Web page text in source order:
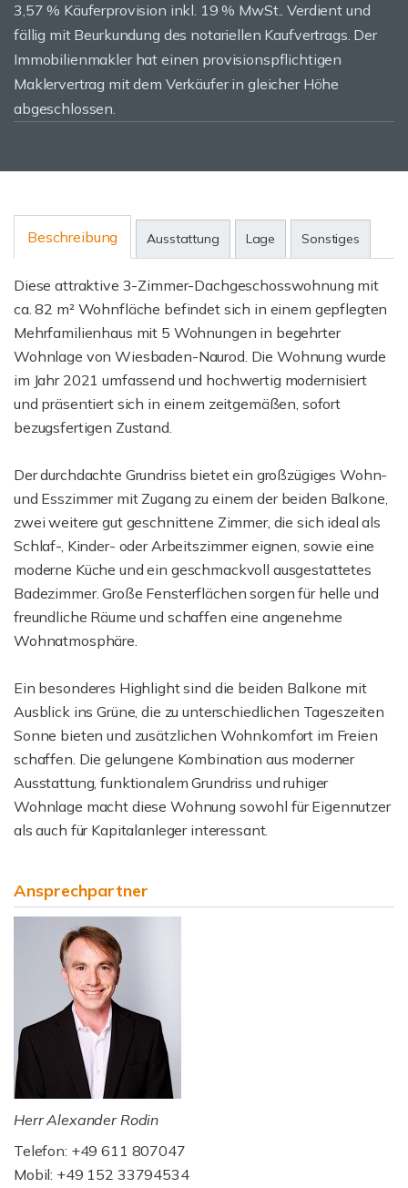
3,57 % Käuferprovision inkl. 19 % MwSt.. Verdient und
fällig mit Beurkundung des notariellen Kaufvertrags. Der
Immobilienmakler hat einen provisionspflichtigen
Maklervertrag mit dem Verkäufer in gleicher Höhe
abgeschlossen.
Beschreibung Ausstattung Lage Sonstiges
Diese attraktive 3-Zimmer-Dachgeschosswohnung mit
ca. 82 m² Wohnfläche befindet sich in einem gepflegten
Mehrfamilienhaus mit 5 Wohnungen in begehrter
Wohnlage von Wiesbaden-Naurod. Die Wohnung wurde
im Jahr 2021 umfassend und hochwertig modernisiert
und präsentiert sich in einem zeitgemäßen, sofort
bezugsfertigen Zustand.
Der durchdachte Grundriss bietet ein großzügiges Wohn-
und Esszimmer mit Zugang zu einem der beiden Balkone,
zwei weitere gut geschnittene Zimmer, die sich ideal als
Schlaf-, Kinder- oder Arbeitszimmer eignen, sowie eine
moderne Küche und ein geschmackvoll ausgestattetes
Badezimmer. Große Fensterflächen sorgen für helle und
freundliche Räume und schaffen eine angenehme
Wohnatmosphäre.
Ein besonderes Highlight sind die beiden Balkone mit
Ausblick ins Grüne, die zu unterschiedlichen Tageszeiten
Sonne bieten und zusätzlichen Wohnkomfort im Freien
schaffen. Die gelungene Kombination aus moderner
Ausstattung, funktionalem Grundriss und ruhiger
Wohnlage macht diese Wohnung sowohl für Eigennutzer
als auch für Kapitalanleger interessant.
Ansprechpartner
Herr Alexander Rodin
Telefon: +49 611 807047
Mobil: +49 152 33794534